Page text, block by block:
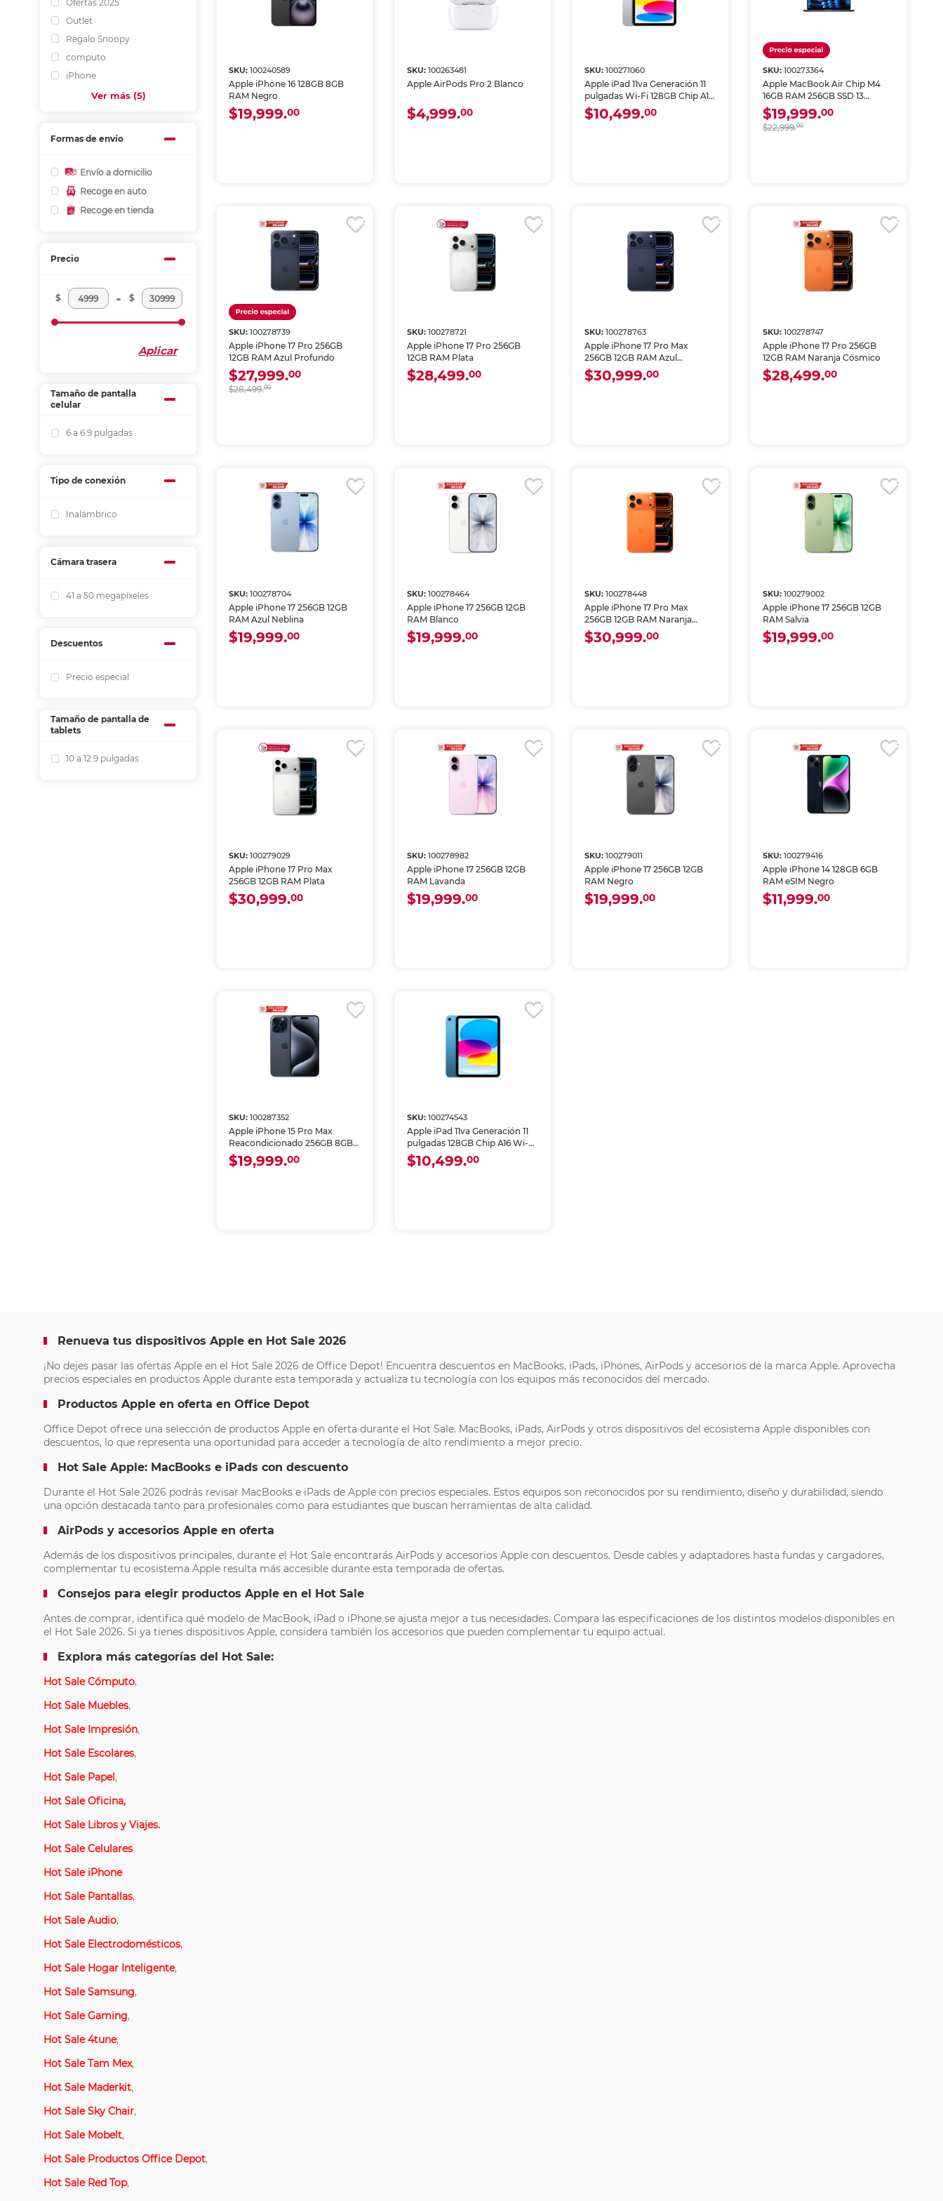
Ofertas 2025
Outlet
Regalo Snoopy
computo
iPhone
Ver más (5)
Formas de envío
Envío a domicilio
Recoge en auto
Recoge en tienda
Precio
$ - $
Aplicar
Tamaño de pantalla
celular
6 a 6.9 pulgadas
Tipo de conexión
Inalámbrico
Cámara trasera
41 a 50 megapíxeles
Descuentos
Precio especial
Tamaño de pantalla de
tablets
10 a 12.9 pulgadas
SKU:100240589
Apple iPhone 16 128GB 8GB
RAM Negro
$19,999.00
SKU: 100263481
Apple AirPods Pro 2 Blanco
$4,999.00
SKU:100271060
Apple iPad 11va Generación 11
pulgadas Wi-Fi 128GB Chip A16
Plata
$10,499.00
SKU: 100273364
Apple MacBook Air Chip M4
16GB RAM 256GB SSD 13
pulgadas Medianoche
$19,999.00
$22,999.00
SKU:100278739
Apple iPhone 17 Pro 256GB
12GB RAM Azul Profundo
$27,999.00
$28,499.00
SKU: 100278721
Apple iPhone 17 Pro 256GB
12GB RAM Plata
$28,499.00
SKU:100278763
Apple iPhone 17 Pro Max
256GB 12GB RAM Azul
Profundo
$30,999.00
SKU: 100278747
Apple iPhone 17 Pro 256GB
12GB RAM Naranja Cósmico
$28,499.00
SKU:100278704
Apple iPhone 17 256GB 12GB
RAM Azul Neblina
$19,999.00
SKU: 100278464
Apple iPhone 17 256GB 12GB
RAM Blanco
$19,999.00
SKU:100278448
Apple iPhone 17 Pro Max
256GB 12GB RAM Naranja
Cósmico
$30,999.00
SKU: 100279002
Apple iPhone 17 256GB 12GB
RAM Salvia
$19,999.00
SKU:100279029
Apple iPhone 17 Pro Max
256GB 12GB RAM Plata
$30,999.00
SKU: 100278982
Apple iPhone 17 256GB 12GB
RAM Lavanda
$19,999.00
SKU:100279011
Apple iPhone 17 256GB 12GB
RAM Negro
$19,999.00
SKU: 100279416
Apple iPhone 14 128GB 6GB
RAM eSIM Negro
$11,999.00
SKU:100287352
Apple iPhone 15 Pro Max
Reacondicionado 256GB 8GB
RAM eSIM Azul
$19,999.00
SKU: 100274543
Apple iPad 11va Generación 11
pulgadas 128GB Chip A16 Wi-Fi
Azul
$10,499.00
Renueva tus dispositivos Apple en Hot Sale 2026
¡No dejes pasar las ofertas Apple en el Hot Sale 2026 de Office Depot! Encuentra descuentos en MacBooks, iPads, iPhones, AirPods y accesorios de la marca Apple. Aprovecha
precios especiales en productos Apple durante esta temporada y actualiza tu tecnología con los equipos más reconocidos del mercado.
Productos Apple en oferta en Office Depot
Office Depot ofrece una selección de productos Apple en oferta durante el Hot Sale. MacBooks, iPads, AirPods y otros dispositivos del ecosistema Apple disponibles con
descuentos, lo que representa una oportunidad para acceder a tecnología de alto rendimiento a mejor precio.
Hot Sale Apple: MacBooks e iPads con descuento
Durante el Hot Sale 2026 podrás revisar MacBooks e iPads de Apple con precios especiales. Estos equipos son reconocidos por su rendimiento, diseño y durabilidad, siendo
una opción destacada tanto para profesionales como para estudiantes que buscan herramientas de alta calidad.
AirPods y accesorios Apple en oferta
Además de los dispositivos principales, durante el Hot Sale encontrarás AirPods y accesorios Apple con descuentos. Desde cables y adaptadores hasta fundas y cargadores,
complementar tu ecosistema Apple resulta más accesible durante esta temporada de ofertas.
Consejos para elegir productos Apple en el Hot Sale
Antes de comprar, identifica qué modelo de MacBook, iPad o iPhone se ajusta mejor a tus necesidades. Compara las especificaciones de los distintos modelos disponibles en
el Hot Sale 2026. Si ya tienes dispositivos Apple, considera también los accesorios que pueden complementar tu equipo actual.
Explora más categorías del Hot Sale:
Hot Sale Cómputo,
Hot Sale Muebles,
Hot Sale Impresión,
Hot Sale Escolares,
Hot Sale Papel,
Hot Sale Oficina,
Hot Sale Libros y Viajes.
Hot Sale Celulares
Hot Sale iPhone
Hot Sale Pantallas,
Hot Sale Audio,
Hot Sale Electrodomésticos,
Hot Sale Hogar Inteligente,
Hot Sale Samsung,
Hot Sale Gaming,
Hot Sale 4tune,
Hot Sale Tam Mex,
Hot Sale Maderkit,
Hot Sale Sky Chair,
Hot Sale Mobelt,
Hot Sale Productos Office Depot,
Hot Sale Red Top,